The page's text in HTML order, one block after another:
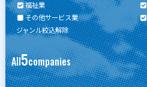
福祉業
その他サービス業
ジャンル絞込解除
All5companies